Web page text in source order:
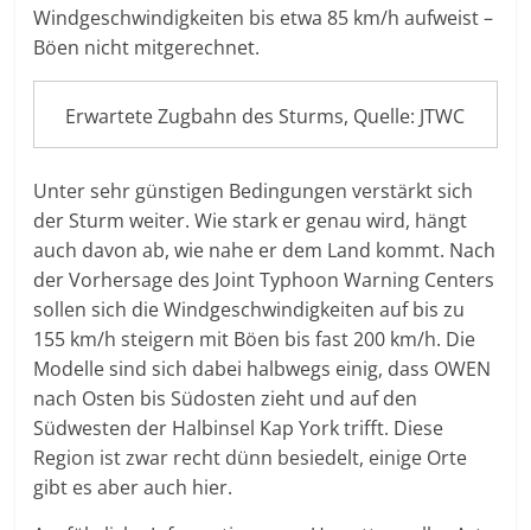
Windgeschwindigkeiten bis etwa 85 km/h aufweist –
Böen nicht mitgerechnet.
Erwartete Zugbahn des Sturms, Quelle: JTWC
Unter sehr günstigen Bedingungen verstärkt sich
der Sturm weiter. Wie stark er genau wird, hängt
auch davon ab, wie nahe er dem Land kommt. Nach
der Vorhersage des Joint Typhoon Warning Centers
sollen sich die Windgeschwindigkeiten auf bis zu
155 km/h steigern mit Böen bis fast 200 km/h. Die
Modelle sind sich dabei halbwegs einig, dass OWEN
nach Osten bis Südosten zieht und auf den
Südwesten der Halbinsel Kap York trifft. Diese
Region ist zwar recht dünn besiedelt, einige Orte
gibt es aber auch hier.